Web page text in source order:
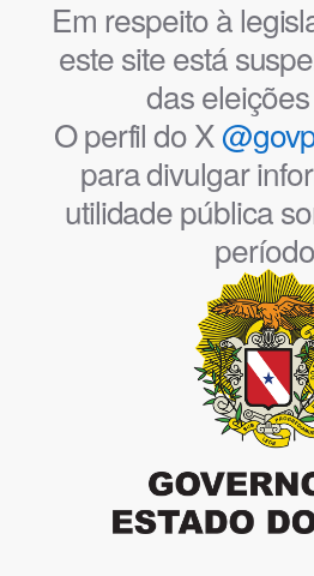
Em respeito à
este site está
das
O perfil do X
para divulgar
utilidade pública